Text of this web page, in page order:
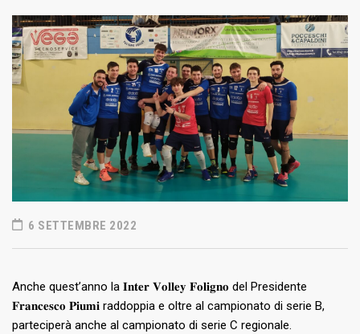
6 SETTEMBRE 2022
Anche quest’anno la 𝐈𝐧𝐭𝐞𝐫 𝐕𝐨𝐥𝐥𝐞𝐲 𝐅𝐨𝐥𝐢𝐠𝐧𝐨 del Presidente
𝐅𝐫𝐚𝐧𝐜𝐞𝐬𝐜𝐨 𝐏𝐢𝐮𝐦𝐢 raddoppia e oltre al campionato di serie B,
parteciperà anche al campionato di serie C regionale.